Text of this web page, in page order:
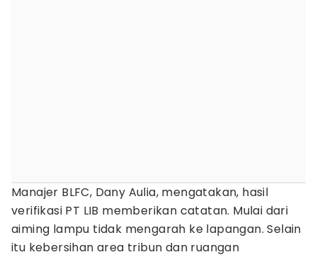
Manajer BLFC, Dany Aulia, mengatakan, hasil
verifikasi PT LIB memberikan catatan. Mulai dari
aiming lampu tidak mengarah ke lapangan. Selain
itu kebersihan area tribun dan ruangan